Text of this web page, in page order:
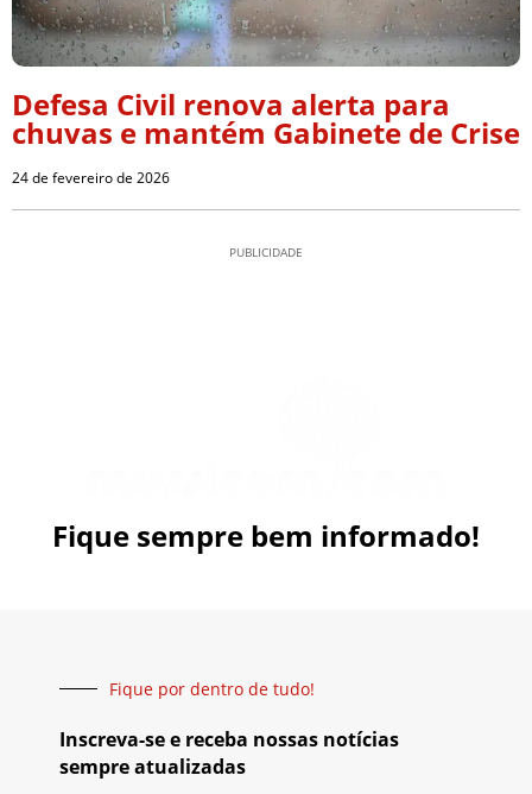
Defesa Civil renova alerta para
chuvas e mantém Gabinete de Crise
24 de fevereiro de 2026
PUBLICIDADE
Fique sempre bem informado!
Fique por dentro de tudo!
Inscreva-se e receba nossas notícias
sempre atualizadas